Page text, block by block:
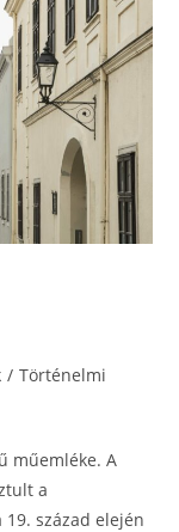
/ Történelmi
műemléke. A
a
század elején